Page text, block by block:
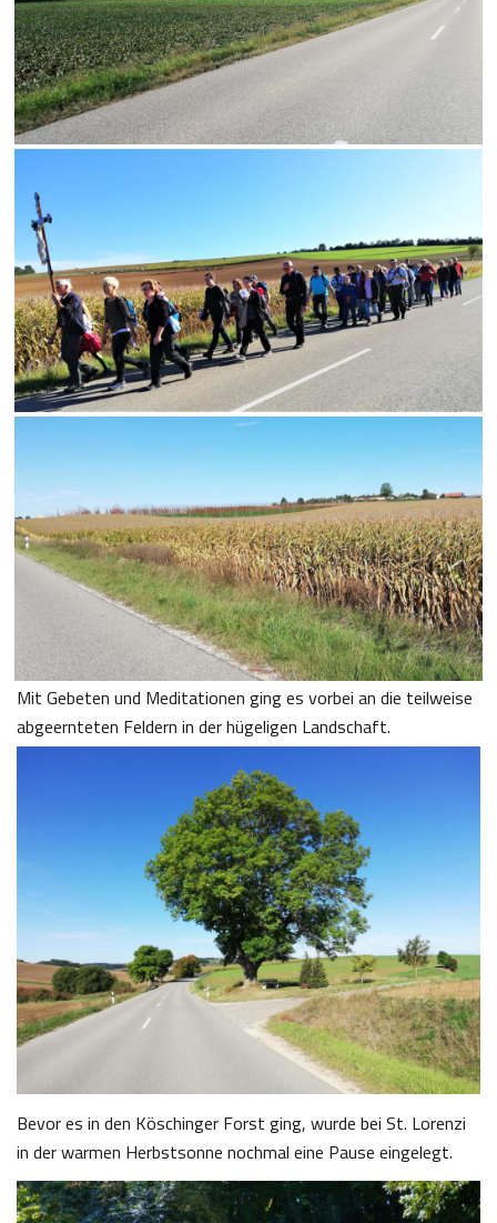
Mit Gebeten und Meditationen ging es vorbei an die teilweise
abgeernteten Feldern in der hügeligen Landschaft.
Bevor es in den Köschinger Forst ging, wurde bei St. Lorenzi
in der warmen Herbstsonne nochmal eine Pause eingelegt.